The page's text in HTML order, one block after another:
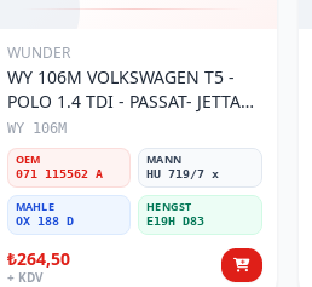
WUNDER
WY 106M VOLKSWAGEN T5 -
POLO 1.4 TDI - PASSAT- JETTA
071 115562 A Yağ Filtresi
WY 106M
OEM
071 115562 A
MANN
HU 719/7 x
MAHLE
OX 188 D
HENGST
E19H D83
₺264,50
+ KDV